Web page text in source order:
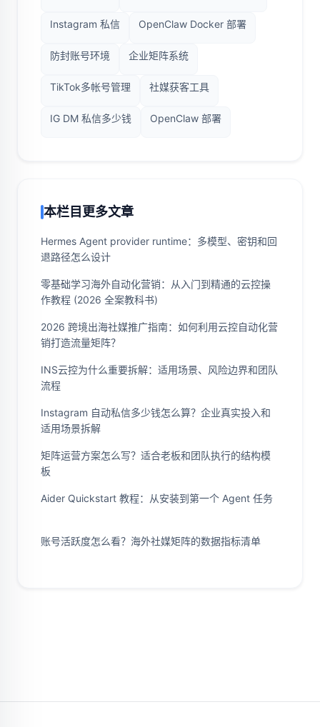
Instagram 私信 OpenClaw Docker 部署
防封账号环境 企业矩阵系统
TikTok多帐号管理 社媒获客工具
IG DM 私信多少钱 OpenClaw 部署
本栏目更多文章
Hermes Agent provider runtime：多模型、密钥和回
退路径怎么设计
零基础学习海外自动化营销：从入门到精通的云控操
作教程 (2026 全案教科书)
2026 跨境出海社媒推广指南：如何利用云控自动化营
销打造流量矩阵？
INS云控为什么重要拆解：适用场景、风险边界和团队
流程
Instagram 自动私信多少钱怎么算？企业真实投入和
适用场景拆解
矩阵运营方案怎么写？适合老板和团队执行的结构模
板
Aider Quickstart 教程：从安装到第一个 Agent 任务
账号活跃度怎么看？海外社媒矩阵的数据指标清单